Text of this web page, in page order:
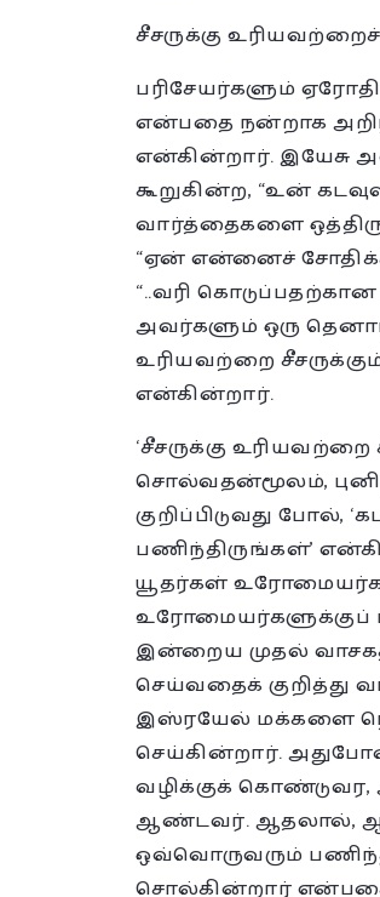
சீசருக்கு
பரிசேயர்களும்
என்பதை நன்றாக
என்கின்றார். இயேசு
கூறுகின்ற, “உன்
வார்த்தைகளை
“ஏன் என்னைச்
“..வரி
அவர்களும் ஒரு
உரியவற்றை
என்கின்றார்.
‘சீசருக்கு
சொல்வதன்மூலம்,
குறிப்பிடுவது போல்,
பணிந்திருங்கள்’
யூதர்கள்
உரோமையர்களுக்குப்
இன்றைய முதல்
செய்வதைக் குறித்து
இஸ்ரயேல் மக்களை
செய்கின்றார்.
வழிக்குக்
ஆண்டவர். ஆதலால்,
ஒவ்வொருவரும்
சொல்கின்றார்